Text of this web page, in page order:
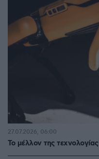
Το μέλλον της τεχνολογίας
27.07.2026, 06:00